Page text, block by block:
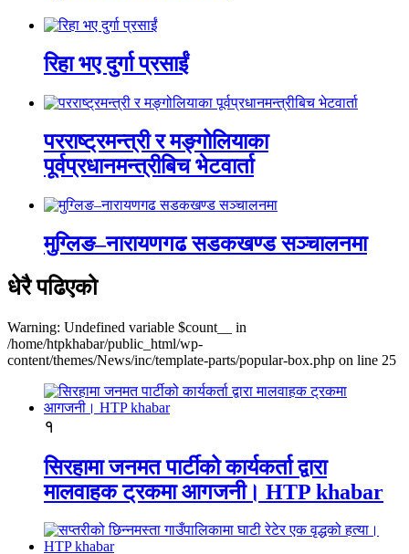
रिहा भए दुर्गा प्रसाईं
परराष्ट्रमन्त्री र मङ्गोलियाका
पूर्वप्रधानमन्त्रीबिच भेटवार्ता
मुग्लिङ–नारायणगढ सडकखण्ड सञ्चालनमा
धेरै पढिएको
Warning: Undefined variable $count__ in
/home/htpkhabar/public_html/wp-
content/themes/News/inc/template-parts/popular-box.php on line 25
१
सिरहामा जनमत पार्टीको कार्यकर्ता द्वारा
मालवाहक ट्रकमा आगजनी। HTP khabar